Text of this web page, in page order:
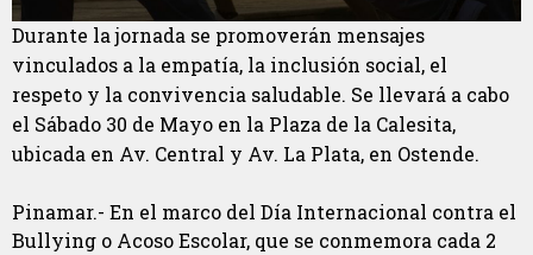
Durante la jornada se promoverán mensajes
vinculados a la empatía, la inclusión social, el
respeto y la convivencia saludable. Se llevará a cabo
el Sábado 30 de Mayo en la Plaza de la Calesita,
ubicada en Av. Central y Av. La Plata, en Ostende.
Pinamar.- En el marco del Día Internacional contra el
Bullying o Acoso Escolar, que se conmemora cada 2